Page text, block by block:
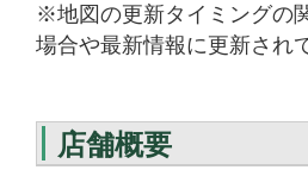
※地図の更新タイミングの
場合や最新情報に更新され
店舗概要